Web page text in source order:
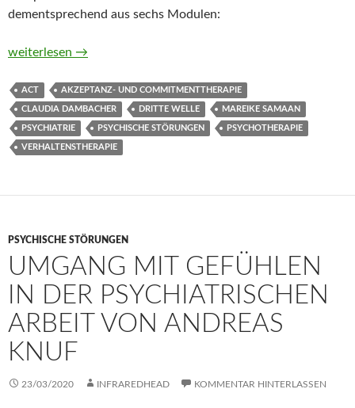
dementsprechend aus sechs Modulen:
Akzeptanz- und Commitmenttherapie in der Gruppe von
weiterlesen →
ACT AKZEPTANZ- UND COMMITMENTTHERAPIE
CLAUDIA DAMBACHER DRITTE WELLE MAREIKE SAMAAN
PSYCHIATRIE PSYCHISCHE STÖRUNGEN PSYCHOTHERAPIE
VERHALTENSTHERAPIE
PSYCHISCHE STÖRUNGEN
UMGANG MIT GEFÜHLEN
IN DER PSYCHIATRISCHEN
ARBEIT VON ANDREAS
KNUF
23/03/2020 INFRAREDHEAD KOMMENTAR HINTERLASSEN